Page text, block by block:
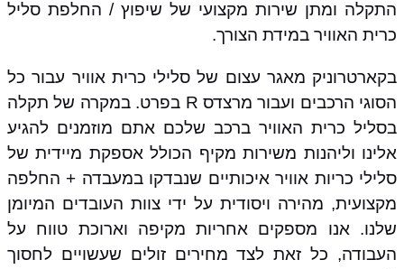
התקלה ומתן שירות מקצועי של שיפוץ / החלפת סליל
כרית האוויר במידת הצורך.
בקארטרוניק מאגר עצום של סלילי כרית אוויר עבור כל
הסוגי הרכבים ועבור מרצדס R בפרט. במקרה של תקלה
בסליל כרית האוויר ברכב שלכם אתם מוזמנים להגיע
אלינו וליהנות משירות מקיף הכולל אספקת מיידית של
סלילי כריות אוויר איכותיים שנבדקו במעבדה + החלפה
מקצועית, מהירה ויסודית על ידי צוות העובדים המיומן
שלנו. אנו מספקים אחריות מקיפה וארוכת טווח על
העבודה, כל זאת לצד מחירים זולים שעשויים לחסוך